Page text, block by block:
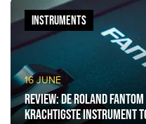
16 JUNE
Review: De Roland
krachtigste instrument
INSTRUMENTS